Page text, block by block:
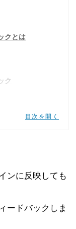
クとは
ク
目次を開く
ンに反映しても
ードバックしま